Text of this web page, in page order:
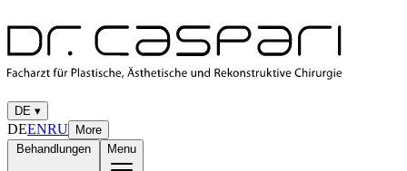
DE ▾
DEENRU
More
Menu